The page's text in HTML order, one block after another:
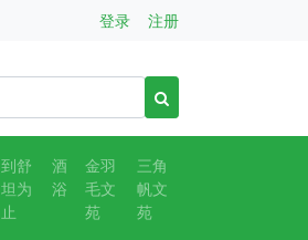
登录 注册
到舒
坦为
止
酒
浴
金羽
毛文
苑
三角
帆文
苑